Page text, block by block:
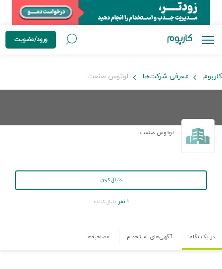
ورود/عضویت
کاربوم معرفی شرکت‌ها لوتوس صنعت
لوتوس صنعت
دنبال کردن
۱ نفر دنبال کننده
در یک نگاه آگهی‌های استخدام مصاحبه‌ها